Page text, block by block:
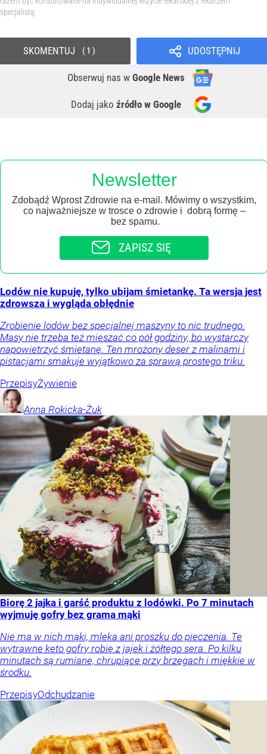
specjalistą.
UDOSTĘPNIJ
Obserwuj nas w Google News
Dodaj jako źródło w Google
SKOMENTUJ 1
Newsletter
Zdobądź Wprost Zdrowie na e-mail. Mówimy o wszystkim,
co najważniejsze w trosce o zdrowie i dobrą formę –
bez spamu.
ZAPISZ SIĘ
Lodów nie kupuję, tylko ubijam śmietankę. Ta wersja jest
zdrowsza i wygląda obłędnie
Zrobienie lodów bez specjalnej maszyny to nic trudnego.
Masy nie trzeba też mieszać co pół godziny, bo wystarczy
napowietrzyć śmietanę. Ten mrożony deser z malinami i
pistacjami smakuje wyjątkowo za sprawą prostego triku.
PrzepisyŻywienie
Anna Rokicka-Żuk
Biorę 2 jajka i garść produktu z lodówki. Po 7 minutach
wyjmuję gofry bez grama mąki
Nie ma w nich mąki, mleka ani proszku do pieczenia. Te
wytrawne keto gofry robię z jajek i żółtego sera. Po kilku
minutach są rumiane, chrupiące przy brzegach i miękkie w
środku.
PrzepisyOdchudzanie